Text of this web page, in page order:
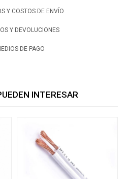
Y COSTOS DE ENVÍO
Y DEVOLUCIONES
DE PAGO
INTERESAR